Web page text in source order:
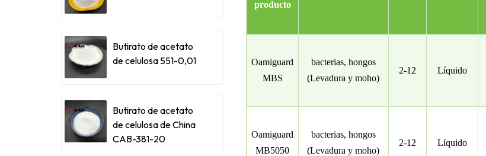
producto
Oamiguard
MBS
bacterias, hongos
(Levadura y moho)
2-12 Líquido
Oamiguard
MB5050
bacterias, hongos
(Levadura y moho)
2-12 Líquido
Butirato de acetato
de celulosa 551-0,01
Butirato de acetato
de celulosa de China
CAB-381-20